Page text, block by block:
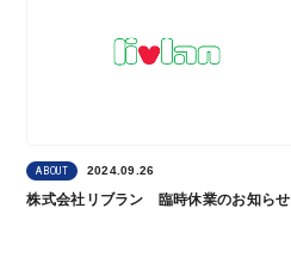
ABOUT 2024.09.26
株式会社リブラン 臨時休業のお知らせ